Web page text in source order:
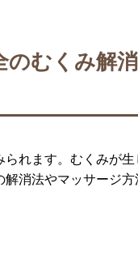
むくみ解
れます。むくみが
消法やマッサージ